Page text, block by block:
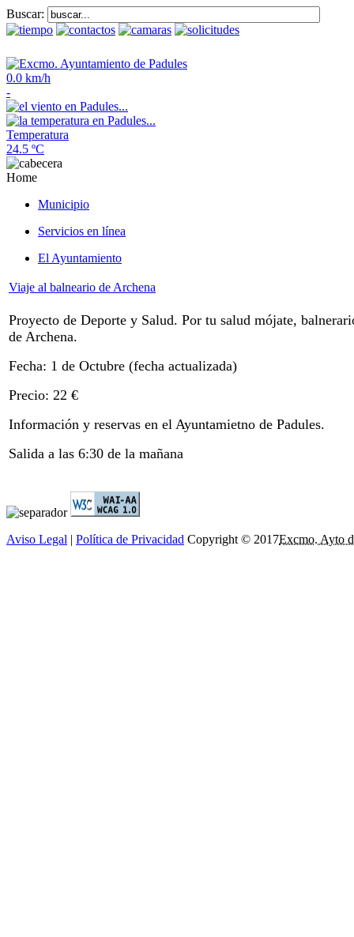
Buscar:
0.0 km/h
-
Temperatura
24.5 ºC
Home
Municipio
Servicios en línea
El Ayuntamiento
Viaje al balneario de Archena
Proyecto de Deporte y Salud. Por tu salud mójate,
de Archena.
Fecha: 1 de Octubre (fecha actualizada)
Precio: 22 €
Información y reservas en el Ayuntamietno de Padules.
Salida a las 6:30 de la mañana
Aviso Legal | Política de Privacidad Copyright © 2017Excmo. Ayto